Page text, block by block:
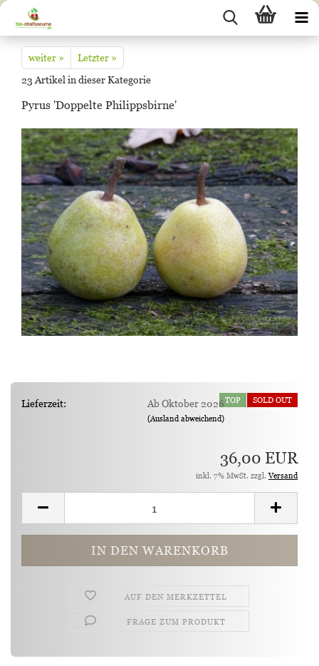
weiter »
Letzter »
23 Artikel in dieser Kategorie
Pyrus 'Doppelte Philippsbirne'
TOP SOLD OUT
Lieferzeit: Ab Oktober 2026
(Ausland abweichend)
36,00 EUR
inkl. 7% MwSt. zzgl.Versand
AUF DEN MERKZETTEL
FRAGE ZUM PRODUKT